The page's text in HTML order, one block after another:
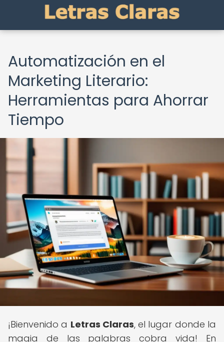
Automatización en el
Marketing Literario:
Herramientas para Ahorrar
Tiempo
¡Bienvenido a Letras Claras, el lugar donde la
magia de las palabras cobra vida! En